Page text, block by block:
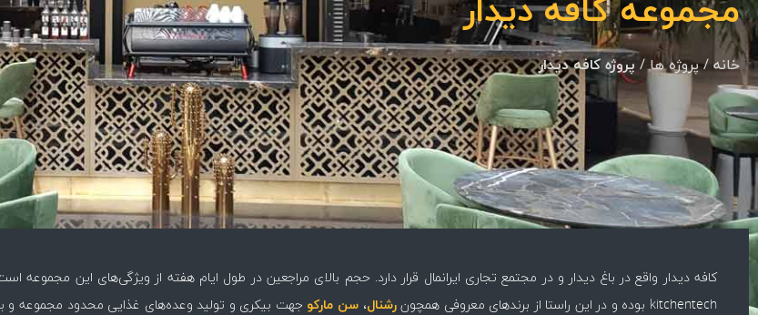
مجموعه کافه دیدار
خانه /پروژه ها/پروژه کافه دیدار
kitchentech بوده و در این راستا از برندهای معروفی همچون
رشنال،سن مارکو جهت بیکری و تولید وعده‌های غذایی محدود مجموعه و